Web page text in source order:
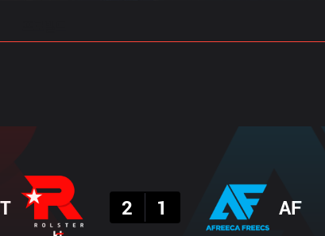
2
1 AF